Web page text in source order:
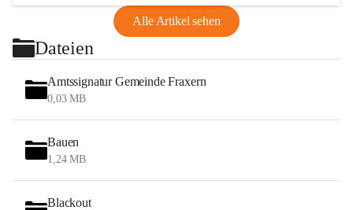
Alle Artikel sehen
Dateien
Amtssignatur Gemeinde Fraxern
0,03 MB
Bauen
1,24 MB
Blackout